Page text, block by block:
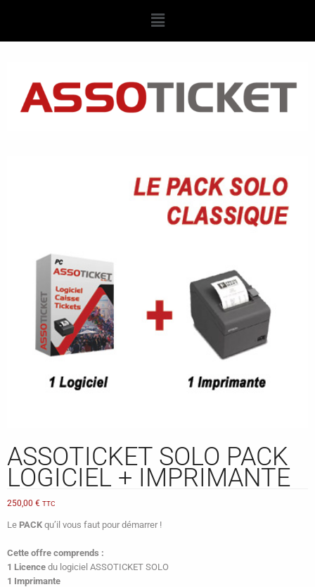
ASSOTICKET SOLO PACK
LOGICIEL + IMPRIMANTE
250,00 € TTC
Le PACK qu’il vous faut pour démarrer !
Cette offre comprends :
1 Licence du logiciel ASSOTICKET SOLO
1 Imprimante